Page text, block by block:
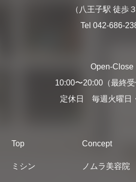
（八王子駅 徒歩３
Tel 042-686-
Open-Close
10:00〜20:00（最終受
定休日 毎週火曜日
Top Concept
ミシン ノムラ美容院